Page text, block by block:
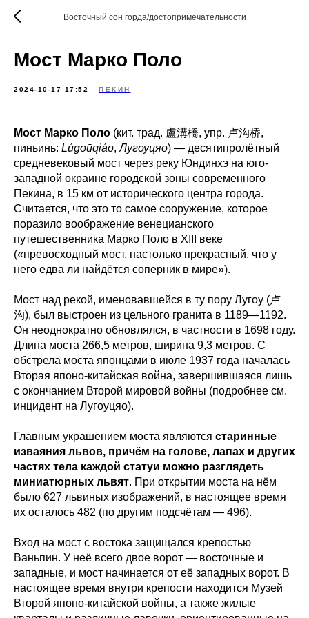
Восточный сон горда/достопримечательности
Мост Марко Поло
2024-10-17 17:52 ПЕКИН
Мост Марко Поло (кит. трад. 盧溝橋, упр. 卢沟桥,
пиньинь: Lúgoūqiáo,Лугоуцяо) — десятипролётный
средневековый мост через реку Юндинхэ на юго-
западной окраине городской зоны современного
Пекина, в 15 км от исторического центра города.
Считается, что это то самое сооружение, которое
поразило воображение венецианского
путешественника Марко Поло в XIII веке
(«превосходный мост, настолько прекрасный, что у
него едва ли найдётся соперник в мире»).
Мост над рекой, именовавшейся в ту пору Лугоу (卢
沟), был выстроен из цельного гранита в 1189—1192.
Он неоднократно обновлялся, в частности в 1698 году.
Длина моста 266,5 метров, ширина 9,3 метров. С
обстрела моста японцами в июле 1937 года началась
Вторая японо-китайская война, завершившаяся лишь
с окончанием Второй мировой войны (подробнее см.
инцидент на Лугоуцяо).
Главным украшением моста являются старинные
изваяния львов, причём на голове, лапах и других
частях тела каждой статуи можно разглядеть
миниатюрных львят. При открытии моста на нём
было 627 львиных изображений, в настоящее время
их осталось 482 (по другим подсчётам — 496).
Вход на мост с востока защищался крепостью
Ваньпин. У неё всего двое ворот — восточные и
западные, и мост начинается от её западных ворот. В
настоящее время внутри крепости находится Музей
Второй японо-китайской войны, а также жилые